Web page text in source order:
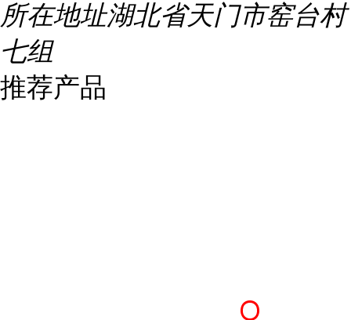
所在地址湖北省天门市窑台村
七组
推荐产品